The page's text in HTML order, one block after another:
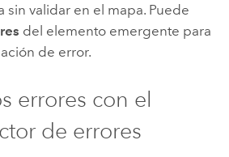
sin validar en el mapa. Puede
del elemento emergente para
de error.
errores con el
de errores